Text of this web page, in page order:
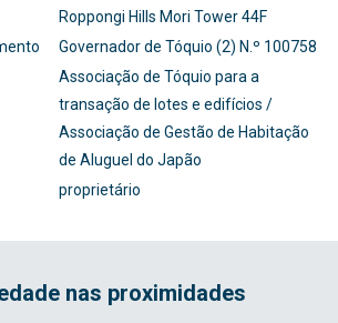
Roppongi Hills Mori Tower 44F
Governador de Tóquio (2) N.º 100758
Associação de Tóquio para a
transação de lotes e edifícios /
Associação de Gestão de Habitação
de Aluguel do Japão
proprietário
nas proximidades